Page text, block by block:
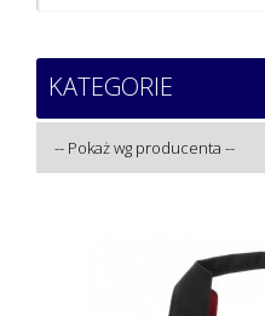
KATEGORIE